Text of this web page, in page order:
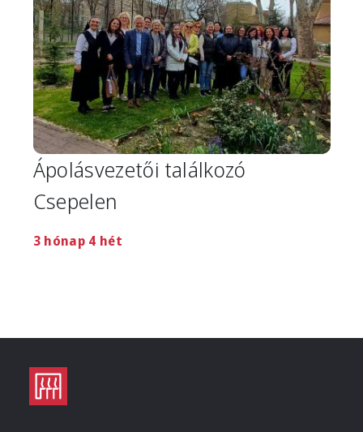
Ápolásvezetői találkozó
Csepelen
3 hónap 4 hét